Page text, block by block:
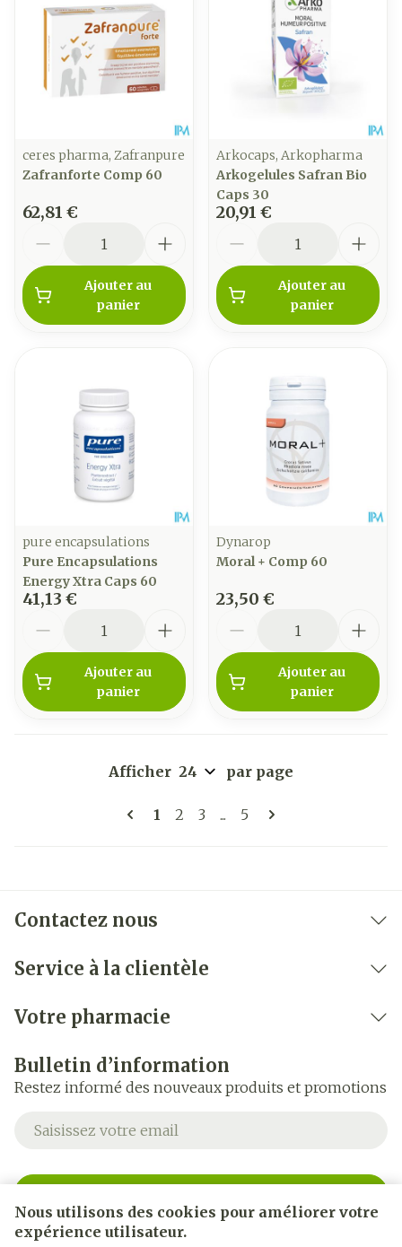
Nous utilisons des cookies pour améliorer votre
expérience utilisateur.
ceres pharma, Zafranpure
Zafranforte Comp 60
62,81 €
Ajouter au
panier
Arkocaps, Arkopharma
Arkogelules Safran Bio
Caps 30
20,91 €
Ajouter au
panier
pure encapsulations
Pure Encapsulations
Energy Xtra Caps 60
41,13 €
Ajouter au
panier
Dynarop
Moral + Comp 60
23,50 €
Ajouter au
panier
Pages
Vous lisez actuellement la page
1 Page
2 Page
3 ... Page
5
Afficher par page
Contactez nous
Service à la clientèle
Votre pharmacie
Bulletin d’information
Restez informé des nouveaux produits et promotions
Adresse mail
En cliquant sur s'abonner, vous vous abonnez à notre